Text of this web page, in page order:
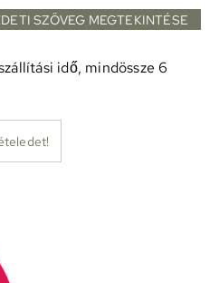
SZÖVEG MEGTEKINTÉSE
idő, mindössze 6